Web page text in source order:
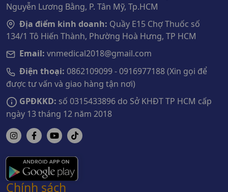
Nguyễn Lương Bằng, P. Tân Mỹ, Tp.HCM
Địa điểm kinh doanh: Quầy E15 Chợ Thuốc số
134/1 Tô Hiến Thành, Phường Hoà Hưng, TP HCM
Email: vnmedical2018@gmail.com
Điện thoại: 0862109099 - 0916977188 (Xin gọi để
được tư vấn và giao hàng tận nơi)
GPĐKKD: số 0315433896 do Sở KHĐT TP HCM cấp
ngày 13 tháng 12 năm 2018
Chính sách